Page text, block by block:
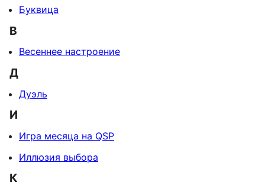
Буквица
В
Весеннее настроение
Д
Дуэль
И
Игра месяца на QSP
Иллюзия выбора
К